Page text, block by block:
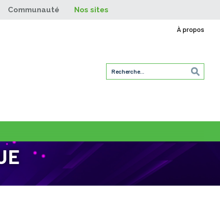
Communauté Nos sites
À propos